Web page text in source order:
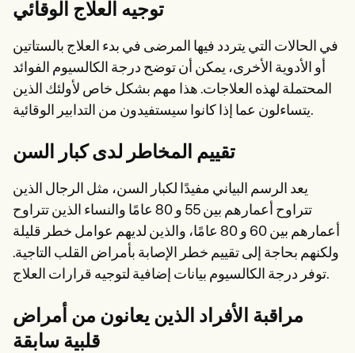
توجيه العلاج الوقائي
في الحالات التي يتردد فيها المرضى في بدء العلاج بالستاتين
أو الأدوية الأخرى، يمكن أن توضح درجة الكالسيوم الفوائد
المحتملة لهذه العلاجات. هذا مهم بشكل خاص لأولئك الذين
يتساءلون عما إذا كانوا سيستفيدون من التدابير الوقائية.
تقييم المخاطر لدى كبار السن
يعد الرسم البياني مفيدًا لكبار السن، مثل الرجال الذين
تتراوح أعمارهم بين 55 و 80 عامًا والنساء الذين تتراوح
أعمارهم بين 60 و 80 عامًا، والذين لديهم عوامل خطر قليلة
ولكنهم بحاجة إلى تقييم خطر الإصابة بأمراض القلب التاجية.
توفر درجة الكالسيوم بيانات إضافية لتوجيه قرارات العلاج.
مراقبة الأفراد الذين يعانون من أمراض
قلبية سابقة